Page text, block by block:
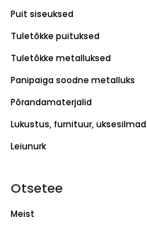
Puit siseuksed
Tuletõkke puituksed
Tuletõkke metalluksed
Panipaiga soodne metalluks
Põrandamaterjalid
Lukustus, furnituur, uksesilmad
Leiunurk
Otsetee
Meist